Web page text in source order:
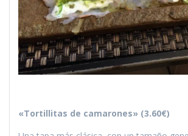
«Tortillitas de camarones» (3.60€)